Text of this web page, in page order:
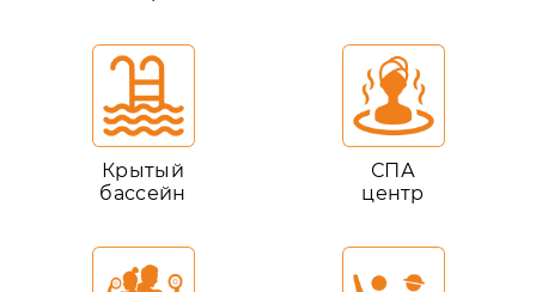
Крытый
бассейн
СПА
центр